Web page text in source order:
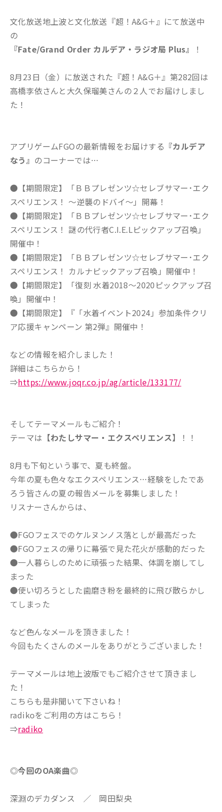
文化放送地上波と文化放送『超！A&G＋』にて放送中
の
『Fate/Grand Order カルデア・ラジオ局 Plus』
！
8月23日（金）に放送された『超！A&G＋』第282回は
高橋李依さんと大久保瑠美さんの２人でお届けしまし
た！
アプリゲームFGOの最新情報をお届けする 『カルデア
なう』 のコーナーでは…
●【期間限定】「ＢＢプレゼンツ☆セレブサマー･エク
スペリエンス！ ～逆襲のドバイ～」開幕！
●【期間限定】「ＢＢプレゼンツ☆セレブサマー･エク
スペリエンス！ 謎の代行者C.I.E.Lピックアップ召喚」
開催中！
●【期間限定】「ＢＢプレゼンツ☆セレブサマー･エク
スペリエンス！ カルナピックアップ召喚」開催中！
●【期間限定】「復刻 水着2018～2020ピックアップ召
喚」開催中！
●【期間限定】『「水着イベント2024」参加条件クリ
ア応援キャンペーン 第2弾』開催中！
などの情報を紹介しました！
詳細はこちらから！
⇒https://www.joqr.co.jp/ag/article/133177/
そしてテーマメールもご紹介！
テーマは 【わたしサマー・エクスペリエンス】 ！！
8月も下旬という事で、夏も終盤。
今年の夏も色々なエクスペリエンス…経験をしたであ
ろう皆さんの夏の報告メールを募集しました！
リスナーさんからは、
●FGOフェスでのケルヌンノス落としが最高だった
●FGOフェスの帰りに幕張で見た花火が感動的だった
●一人暮らしのために頑張った結果、体調を崩してし
まった
●使い切ろうとした歯磨き粉を最終的に飛び散らかし
てしまった
など色んなメールを頂きました！
今回もたくさんのメールをありがとうございました！
テーマメールは地上波版でもご紹介させて頂きまし
た！
こちらも是非聞いて下さいね！
radikoをご利用の方はこちら！
⇒radiko
◎今回のOA楽曲◎
深淵のデカダンス ／ 岡田梨央